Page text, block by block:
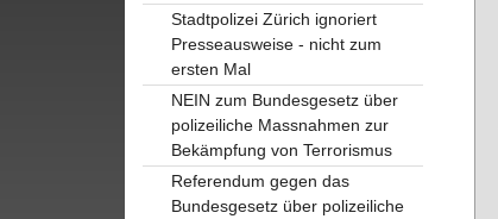
Stadtpolizei Zürich ignoriert
Presseausweise - nicht zum
ersten Mal
NEIN zum Bundesgesetz über
polizeiliche Massnahmen zur
Bekämpfung von Terrorismus
Referendum gegen das
Bundesgesetz über polizeiliche